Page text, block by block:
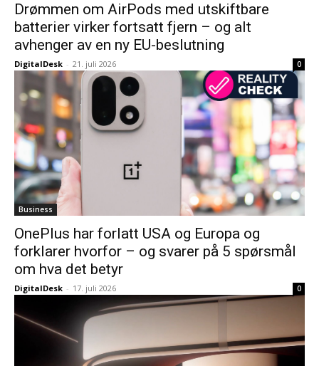
Drømmen om AirPods med utskiftbare
batterier virker fortsatt fjern – og alt
avhenger av en ny EU-beslutning
DigitalDesk - 21. juli 2026 0
Business
OnePlus har forlatt USA og Europa og
forklarer hvorfor – og svarer på 5 spørsmål
om hva det betyr
DigitalDesk - 17. juli 2026 0